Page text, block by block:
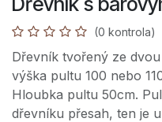
(0 kontrola)
Dřevník tvořený ze
výška pultu 100 nebo
Hloubka pultu 50cm.
dřevníku přesah, ten je